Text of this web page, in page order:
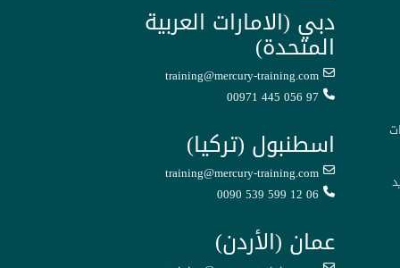
دبي (الامارات العربية
المتحدة)
training@mercury-training.com
00971 445 056 97
اسطنبول (تركيا)
training@mercury-training.com
0090 539 599 12 06
عمان (الأردن)